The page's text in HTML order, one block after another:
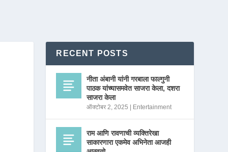
RECENT POSTS
नीता अंबानी यांनी गरबाला फाल्गुनी
पाठक यांच्यासमवेत साजरा केला, दशरा
साजरा केला
ऑक्टोबर 2, 2025 Entertainment
राम आणि रावणाची व्यक्तिरेखा
साकारणारा एकमेव अभिनेता आजही